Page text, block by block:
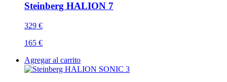
Steinberg HALION 7
329 €
165 €
Agregar al carrito